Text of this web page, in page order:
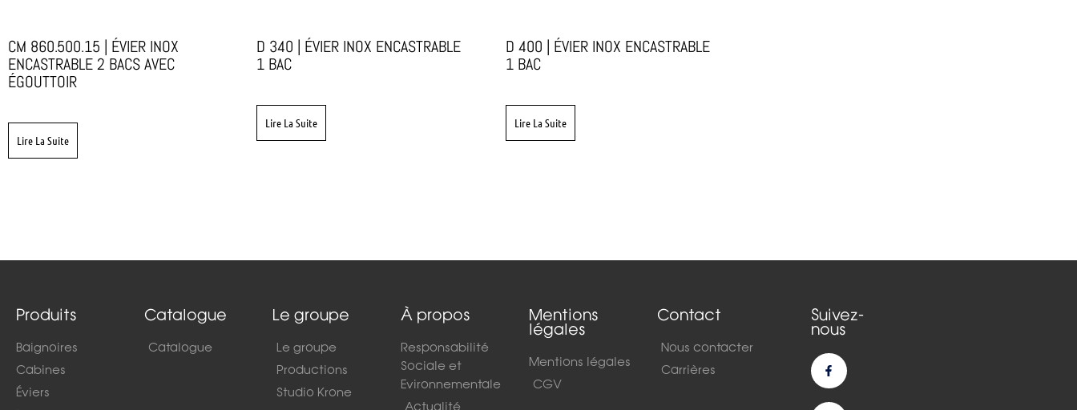
CM 860.500.15 | ÉVIER INOX
ENCASTRABLE 2 BACS AVEC
ÉGOUTTOIR
Lire La Suite
D 340 | ÉVIER INOX ENCASTRABLE
1 BAC
Lire La Suite
D 400 | ÉVIER INOX ENCASTRABLE
1 BAC
Lire La Suite
Produits
Baignoires
Cabines
Éviers
Catalogue
Catalogue
Le groupe
Le groupe
Productions
Studio Krone
À propos
Responsabilité
Sociale et
Evironnementale
Actualité
Mentions
légales
Mentions légales
CGV
Contact
Nous contacter
Carrières
Suivez-
nous